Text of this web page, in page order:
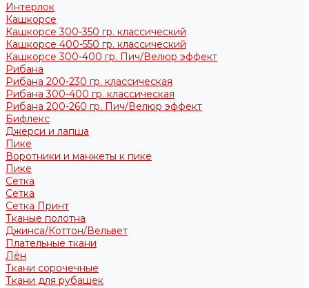
Интерлок
Кашкорсе
Кашкорсе 300-350 гр. классический
Кашкорсе 400-550 гр. классический
Кашкорсе 300-400 гр. Пич/Велюр эффект
Рибана
Рибана 200-230 гр. классическая
Рибана 300-400 гр. классическая
Рибана 200-260 гр. Пич/Велюр эффект
Бифлекс
Джерси и лапша
Пике
Воротники и манжеты к пике
Пике
Сетка
Сетка
Сетка Принт
Тканые полотна
Джинса/Коттон/Вельвет
Плательные ткани
Лён
Ткани сорочечные
Ткани для рубашек